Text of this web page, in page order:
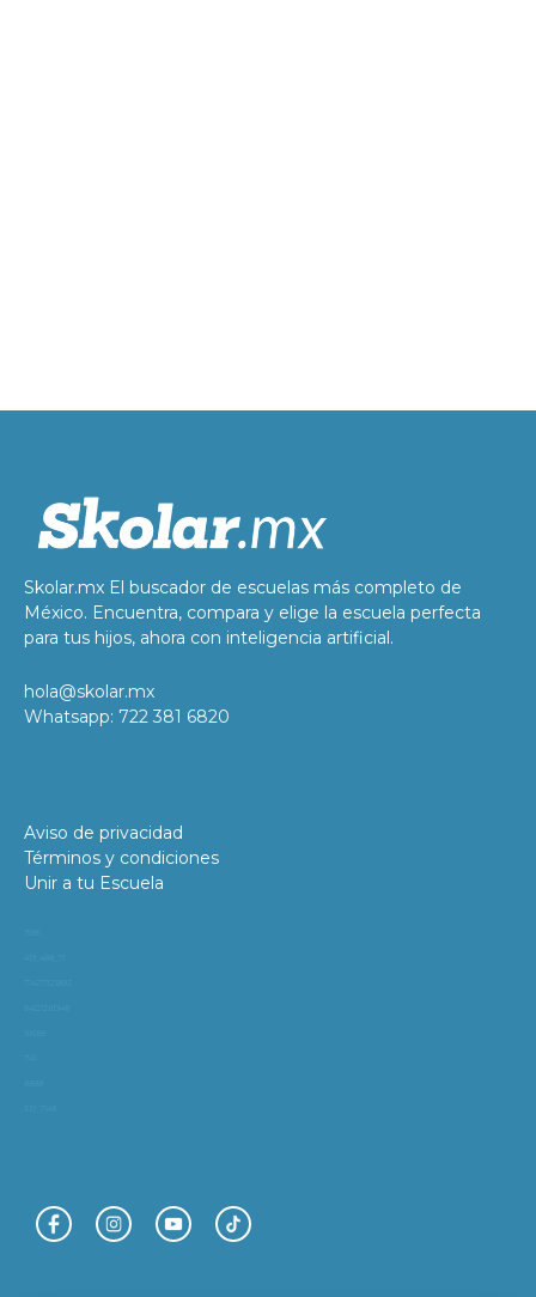
Skolar.mx El buscador de escuelas más completo de
México. Encuentra, compara y elige la escuela perfecta
para tus hijos, ahora con inteligencia artificial.
hola@skolar.mx
Whatsapp: 722 381 6820
Aviso de privacidad
Términos y condiciones
Unir a tu Escuela